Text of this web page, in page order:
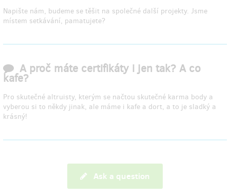
Napište nám, budeme se těšit na společné další projekty. Jsme
místem setkávání, pamatujete?
A proč máte certifikáty i jen tak? A co
kafe?
Pro skutečné altruisty, kterým se načtou skutečné karma body a
vyberou si to někdy jinak, ale máme i kafe a dort, a to je sladký a
krásný!
Ask a question